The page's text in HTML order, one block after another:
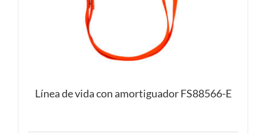
Línea de vida con amortiguador FS88566-E